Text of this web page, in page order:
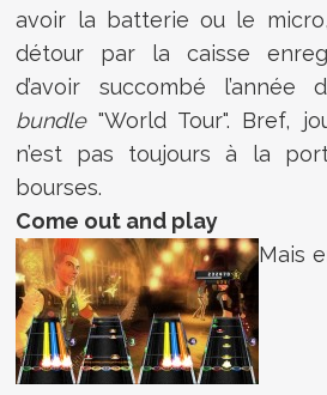
avoir la batterie ou le
détour par la caisse
d’avoir succombé l’année
bundle"World Tour". Bref,
n’est pas toujours à la
bourses.
Come out and play
Mais